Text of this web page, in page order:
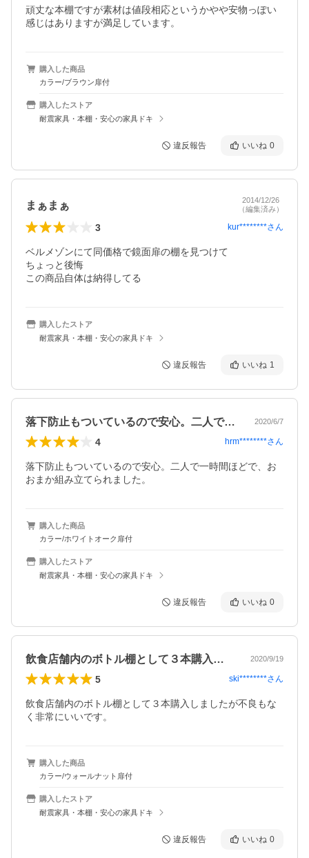
頑丈な本棚ですが素材は値段相応というかやや安物っぽい
感じはありますが満足しています。
購入した商品
カラー/ブラウン扉付
購入したストア
耐震家具・本棚・安心の家具ドキ
違反報告 いいね 0
まぁまぁ
2014/12/26
（編集済み）
3 kur********さん
ベルメゾンにて同価格で鏡面扉の棚を見つけて
ちょっと後悔
この商品自体は納得してる
購入したストア
耐震家具・本棚・安心の家具ドキ
違反報告 いいね 1
落下防止もついているので安心。二人で一… 2020/6/7
4 hrm********さん
落下防止もついているので安心。二人で一時間ほどで、お
おまか組み立てられました。
購入した商品
カラー/ホワイトオーク扉付
購入したストア
耐震家具・本棚・安心の家具ドキ
違反報告 いいね 0
飲食店舗内のボトル棚として３本購入しま… 2020/9/19
5 ski********さん
飲食店舗内のボトル棚として３本購入しましたが不良もな
く非常にいいです。
購入した商品
カラー/ウォールナット扉付
購入したストア
耐震家具・本棚・安心の家具ドキ
違反報告 いいね 0